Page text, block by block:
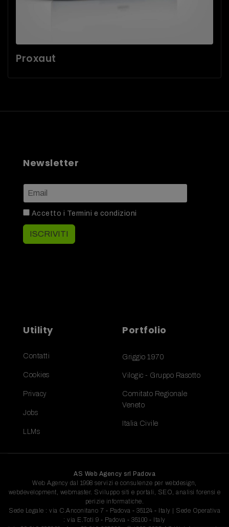
Proxaut
Newsletter
Accetto i Termini e condizioni
ISCRIVITI
Utility
Contatti
Cookies
Privacy
Jobs
LLMs
Portfolio
Griggio 1970
Vilogic - Gruppo Rasotto
Comitato Regionale
Veneto
Italia Civile
AS Web Agency srl Padova
Web Agency dal 1998 servizi e consulenze per webdesign,
webdevelopment, webmaster. Sviluppo siti e portali, SEO, analisi forensi e
perizie informatiche.
Sede Legale : via C.Anconitano 7 - Padova - 35124 - Italy | Sede Operativa
: via E.Toti 9 - Padova - 35100 - Italy